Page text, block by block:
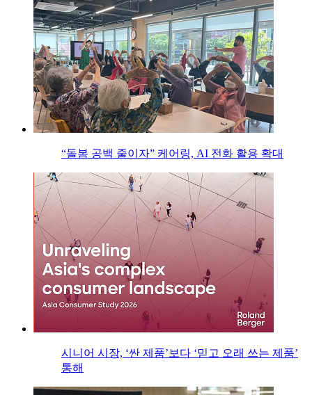
“돌봄 공백 줄이자” 케어링, AI 전화 활용 확대
시니어 시장, ‘싼 제품’보다 ‘믿고 오래 쓰는 제품’
통해